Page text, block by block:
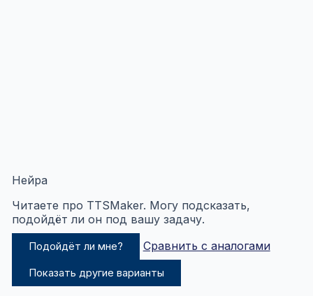
Нейра
Читаете про TTSMaker. Могу подсказать,
подойдёт ли он под вашу задачу.
Подойдёт ли мне? Сравнить с аналогами
Показать другие варианты